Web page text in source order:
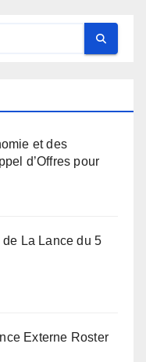
et des
d’Offres pour
La Lance du 5
Externe Roster